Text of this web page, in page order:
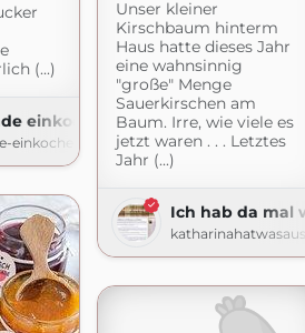
(...)
einkochen
einkochen.de
Unser kleiner
Kirschbaum hinterm
Haus hatte dieses Jahr
eine wahnsinnig
"große" Menge
Sauerkirschen am
Baum. Irre, wie viele es
jetzt waren . . . Letztes
Jahr (...)
Ich hab da mal